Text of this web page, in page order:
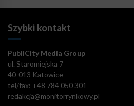
Szybki kontakt
PubliCity Media Group
ul. Staromiejska 7
40-013 Katowice
tel/fax: +48 784 050 301
redakcja@monitorrynkowy.pl